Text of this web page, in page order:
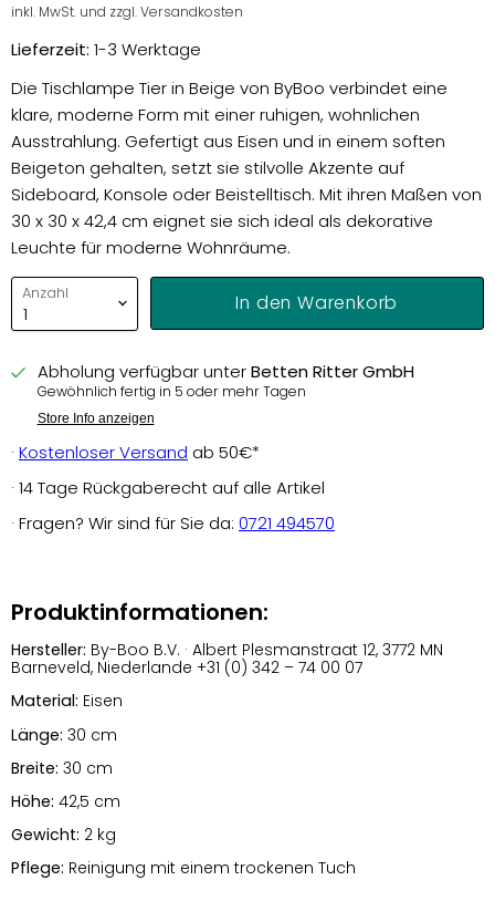
inkl. MwSt. und zzgl. Versandkosten
Lieferzeit: 1-3 Werktage
Die Tischlampe Tier in Beige von ByBoo verbindet eine
klare, moderne Form mit einer ruhigen, wohnlichen
Ausstrahlung. Gefertigt aus Eisen und in einem soften
Beigeton gehalten, setzt sie stilvolle Akzente auf
Sideboard, Konsole oder Beistelltisch. Mit ihren Maßen von
30 x 30 x 42,4 cm eignet sie sich ideal als dekorative
Leuchte für moderne Wohnräume.
Anzahl In den Warenkorb
Abholung verfügbar unterBetten Ritter GmbH
Gewöhnlich fertig in 5 oder mehr Tagen
Store Info anzeigen
· Kostenloser Versand ab 50€*
· 14 Tage Rückgaberecht auf alle Artikel
· Fragen? Wir sind für Sie da: 0721 494570
Produktinformationen:
Hersteller: By-Boo B.V. · Albert Plesmanstraat 12, 3772 MN
Barneveld, Niederlande +31 (0) 342 – 74 00 07
Material: Eisen
Länge: 30 cm
Breite: 30 cm
Höhe: 42,5 cm
Gewicht: 2 kg
Pflege: Reinigung mit einem trockenen Tuch